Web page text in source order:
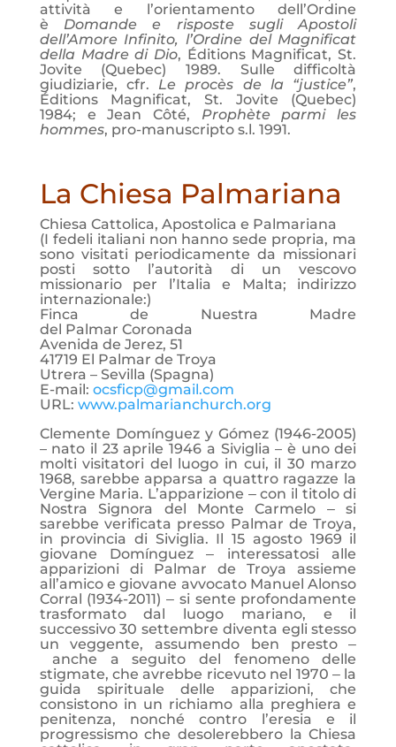
attività e l’orientamento dell’Ordine
è Domande e risposte sugli Apostoli
dell’Amore Infinito, l’Ordine del Magnificat
della Madre di Dio, Éditions Magnificat, St.
Jovite (Quebec) 1989. Sulle difficoltà
giudiziarie, cfr. Le procès de la “justice”,
Éditions Magnificat, St. Jovite (Quebec)
1984; e Jean Côté, Prophète parmi les
hommes, pro-manuscripto s.l. 1991.
La Chiesa Palmariana
Chiesa Cattolica, Apostolica e Palmariana
(I fedeli italiani non hanno sede propria, ma
sono visitati periodicamente da missionari
posti sotto l’autorità di un vescovo
missionario per l’Italia e Malta; indirizzo
internazionale:)
Finca de Nuestra Madre
del Palmar Coronada
Avenida de Jerez, 51
41719 El Palmar de Troya
Utrera – Sevilla (Spagna)
E-mail: ocsficp@gmail.com
URL: www.palmarianchurch.org
Clemente Domínguez y Gómez (1946-2005)
– nato il 23 aprile 1946 a Siviglia – è uno dei
molti visitatori del luogo in cui, il 30 marzo
1968, sarebbe apparsa a quattro ragazze la
Vergine Maria. L’apparizione ‒ con il titolo di
Nostra Signora del Monte Carmelo ‒ si
sarebbe verificata presso Palmar de Troya,
in provincia di Siviglia. Il 15 agosto 1969 il
giovane Domínguez ‒ interessatosi alle
apparizioni di Palmar de Troya assieme
all’amico e giovane avvocato Manuel Alonso
Corral (1934-2011) ‒ si sente profondamente
trasformato dal luogo mariano, e il
successivo 30 settembre diventa egli stesso
un veggente, assumendo ben presto ‒
anche a seguito del fenomeno delle
stigmate, che avrebbe ricevuto nel 1970 ‒ la
guida spirituale delle apparizioni, che
consistono in un richiamo alla preghiera e
penitenza, nonché contro l’eresia e il
progressismo che desolerebbero la Chiesa